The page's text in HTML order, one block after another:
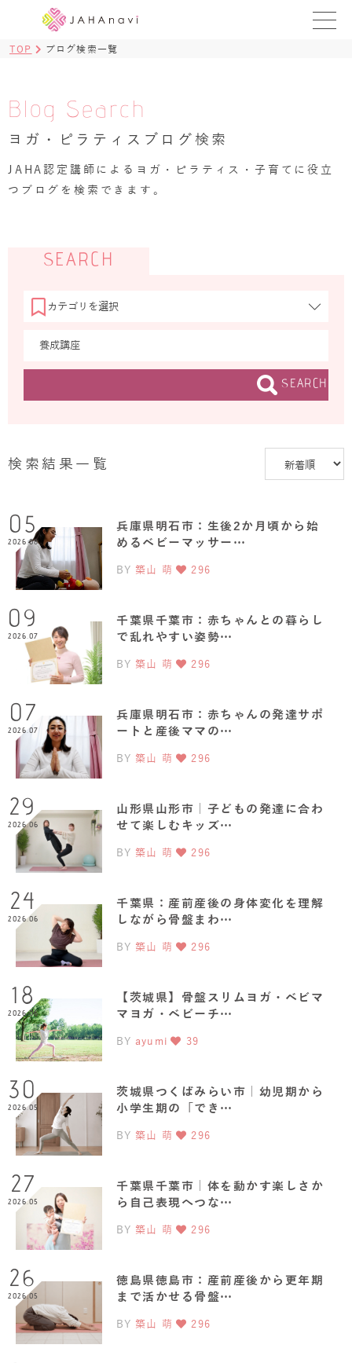
BLOG
ヨガ資格講座 ›
TOP ブログ検索一覧
Blog Search
ヨガ・ピラティスブログ検索
JAHA認定講師によるヨガ・ピラティス・子育てに役立
つブログを検索できます。
SEARCH
SEARCH
検索結果一覧
05
2026.08
兵庫県明石市：生後2か月頃から始
めるベビーマッサー…
BY 築山 萌 296
09
2026.07
千葉県千葉市：赤ちゃんとの暮らし
で乱れやすい姿勢…
BY 築山 萌 296
07
2026.07
兵庫県明石市：赤ちゃんの発達サポ
ートと産後ママの…
BY 築山 萌 296
29
2026.06
山形県山形市｜子どもの発達に合わ
せて楽しむキッズ…
BY 築山 萌 296
24
2026.06
千葉県：産前産後の身体変化を理解
しながら骨盤まわ…
BY 築山 萌 296
18
2026.06
【茨城県】骨盤スリムヨガ・ベビマ
マヨガ・ベビーチ…
BY ayumi 39
30
2026.05
茨城県つくばみらい市｜幼児期から
小学生期の「でき…
BY 築山 萌 296
27
2026.05
千葉県千葉市｜体を動かす楽しさか
ら自己表現へつな…
BY 築山 萌 296
26
2026.05
徳島県徳島市：産前産後から更年期
まで活かせる骨盤…
BY 築山 萌 296